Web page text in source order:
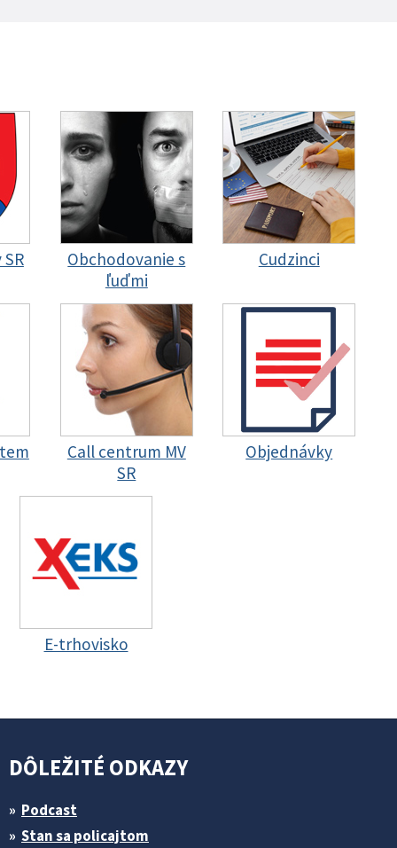
Obchodovanie s
ľuďmi
Cudzinci
Call centrum MV
SR
Objednávky
E-trhovisko
DÔLEŽITÉ ODKAZY
Podcast
Stan sa policajtom